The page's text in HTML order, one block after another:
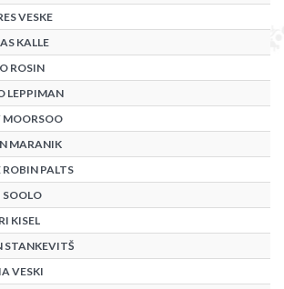
VESKE
KALLE
ROSIN
LEPPIMAN
MOORSOO
MARANIK
ROBIN PALTS
KISEL
STANKEVITŠ
VESKI